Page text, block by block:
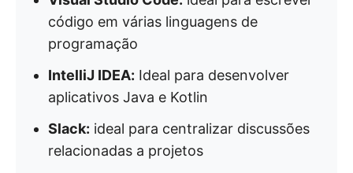
código em várias linguagens de
programação
IntelliJ IDEA: Ideal para desenvolver
aplicativos Java e Kotlin
Slack: ideal para centralizar discussões
relacionadas a projetos